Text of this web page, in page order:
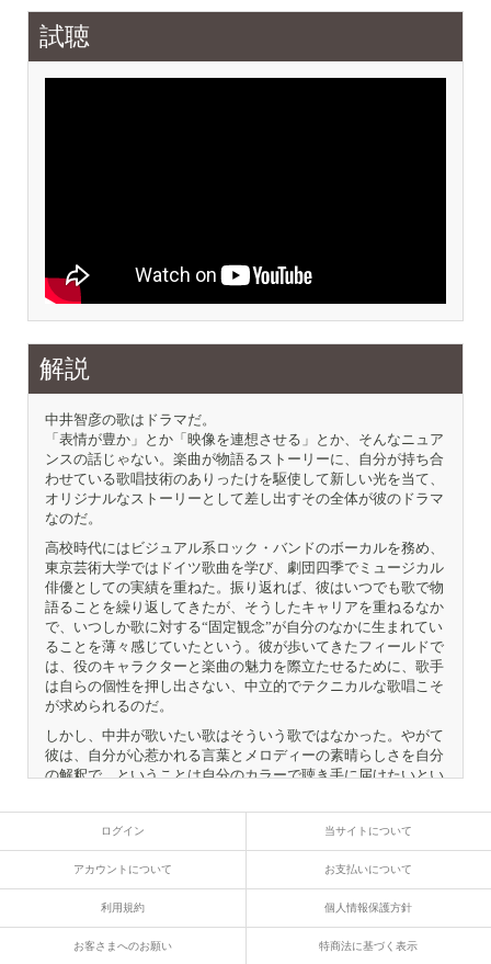
試聴
解説
中井智彦の歌はドラマだ。
「表情が豊か」とか「映像を連想させる」とか、そんなニュア
ンスの話じゃない。楽曲が物語るストーリーに、自分が持ち合
わせている歌唱技術のありったけを駆使して新しい光を当て、
オリジナルなストーリーとして差し出すその全体が彼のドラマ
なのだ。
高校時代にはビジュアル系ロック・バンドのボーカルを務め、
東京芸術大学ではドイツ歌曲を学び、劇団四季でミュージカル
俳優としての実績を重ねた。振り返れば、彼はいつでも歌で物
語ることを繰り返してきたが、そうしたキャリアを重ねるなか
で、いつしか歌に対する“固定観念”が自分のなかに生まれてい
ることを薄々感じていたという。彼が歩いてきたフィールドで
は、役のキャラクターと楽曲の魅力を際立たせるために、歌手
は自らの個性を押し出さない、中立的でテクニカルな歌唱こそ
が求められるのだ。
しかし、中井が歌いたい歌はそういう歌ではなかった。やがて
彼は、自分が心惹かれる言葉とメロディーの素晴らしさを自分
の解釈で、ということは自分のカラーで聴き手に届けたいとい
に出会い、中井智彦はいよいよ歌手としての新しい一歩を踏み
出すことにした。あるいは、踏み出さずにはいられなかった。
ミュージカル俳優として、演じながら歌うことに不満があった
わけではないけれど、幼稚園で歌をほめられて以来、中井のな
かで脈々と育まれてきた歌手としての本能が、自らの気持ちに
素直に歌うことを強く促したのだった。
このアルバムは、そんなふうにして歌手としての新しいいのち
ログイン 当サイトについて
アカウントについて お支払いについて
利用規約 個人情報保護方針
お客さまへのお願い 特商法に基づく表示